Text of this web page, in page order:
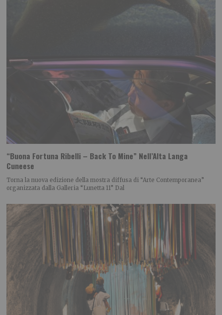
“Buona Fortuna Ribelli – Back To Mine” Nell’Alta Langa
Cuneese
Torna la nuova edizione della mostra diffusa di “Arte Contemporanea”
organizzata dalla Galleria “Lunetta 11” Dal